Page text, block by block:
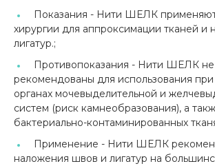
Показания - Нити ШЕЛК
хирургии для аппроксимации тканей и
лигатур.;
Противопоказания - Нити ШЕЛК не
рекомендованы для использования
органах мочевыделительной и
систем (риск камнеобразования), а
бактериально-контаминированных
Применение - Нити ШЕЛК
наложения швов и лигатур на